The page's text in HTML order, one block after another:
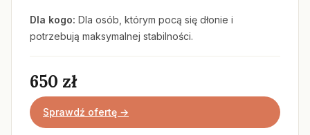
Dla kogo: Dla osób, którym pocą się dłonie i
potrzebują maksymalnej stabilności.
650 zł
Sprawdź ofertę →